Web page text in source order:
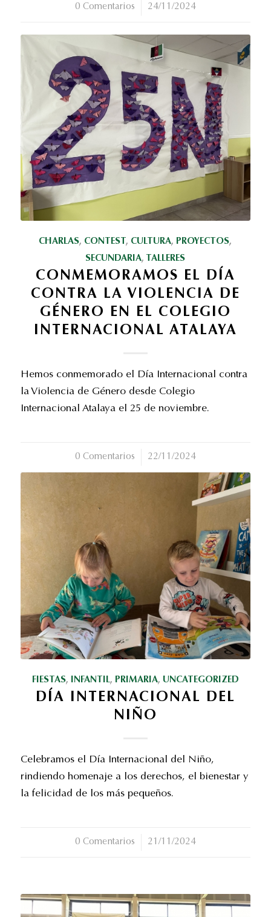
0 Comentarios
/ 24/11/2024
CHARLAS, CONTEST, CULTURA, PROYECTOS,
SECUNDARIA, TALLERES
CONMEMORAMOS EL DÍA
CONTRA LA VIOLENCIA DE
GÉNERO EN EL COLEGIO
INTERNACIONAL ATALAYA
Hemos conmemorado el Día Internacional contra
la Violencia de Género desde Colegio
Internacional Atalaya el 25 de noviembre.
0 Comentarios
/ 22/11/2024
FIESTAS, INFANTIL, PRIMARIA, UNCATEGORIZED
DÍA INTERNACIONAL DEL
NIÑO
Celebramos el Día Internacional del Niño,
rindiendo homenaje a los derechos, el bienestar y
la felicidad de los más pequeños.
0 Comentarios
/ 21/11/2024